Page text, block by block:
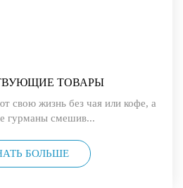
ТОВАРЫ
свою жизнь без чая или кофе, а
гурманы смешив...
БОЛЬШЕ